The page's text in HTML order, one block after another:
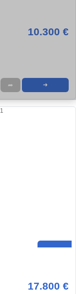
10.300 €
➦ ➜
17.800 €